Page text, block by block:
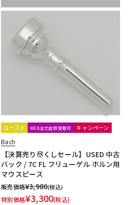
ユーズド WEB注文店頭受取可 キャンペーン
Bach
【決算売り尽くしセール】USED 中古
バック / 7C FL フリューゲル ホルン用
マウスピース
販売価格¥3,980(税込)
特別価格¥3,300(税込)